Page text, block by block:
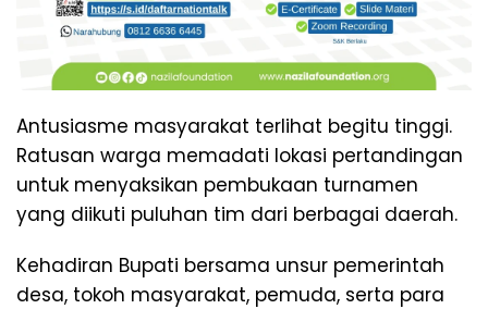
Antusiasme masyarakat terlihat begitu tinggi.
Ratusan warga memadati lokasi pertandingan
untuk menyaksikan pembukaan turnamen
yang diikuti puluhan tim dari berbagai daerah.
Kehadiran Bupati bersama unsur pemerintah
desa, tokoh masyarakat, pemuda, serta para